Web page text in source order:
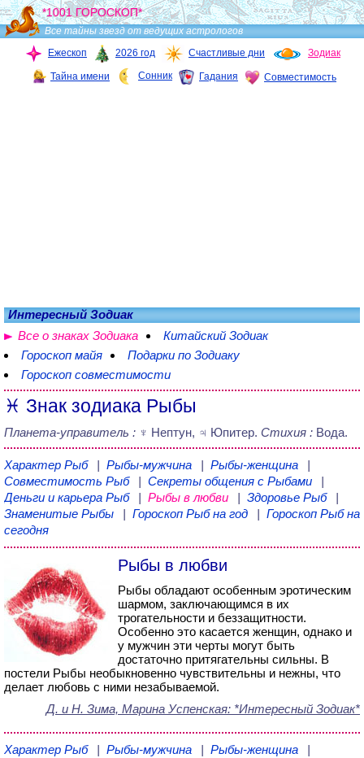
*1001 ГОРОСКОП*
Все тайны звезд от ведущих астрологов
Ежескоп
2026 год Счастливые дни Зодиак
Тайна имени Сонник Гадания Совместимость
Интересный Зодиак
Все о знаках Зодиака
Китайский Зодиак
Гороскоп майя
Подарки по Зодиаку
Гороскоп совместимости
♓ Знак зодиака Рыбы
Планета-управитель : ♆ Нептун, ♃ Юпитер. Стихия : Вода.
Характер Рыб | Рыбы-мужчина | Рыбы-женщина
|
Совместимость Рыб
| Секреты общения с Рыбами
|
Деньги и карьера Рыб
| Рыбы в любви | Здоровье Рыб
|
Знаменитые Рыбы
| Гороскоп Рыб на год | Гороскоп Рыб на
сегодня
Рыбы в любви
Рыбы обладают особенным эротическим
шармом, заключающимся в их
трогательности и беззащитности.
Особенно это касается женщин, однако и
у мужчин эти черты могут быть
достаточно притягательны сильны. В
постели Рыбы необыкновенно чувствительны и нежны, что
делает любовь с ними незабываемой.
Д. и Н. Зима, Марина Успенская: *Интересный Зодиак*
Характер Рыб | Рыбы-мужчина | Рыбы-женщина
|